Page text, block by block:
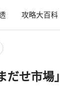
攻略大百科
だせ市